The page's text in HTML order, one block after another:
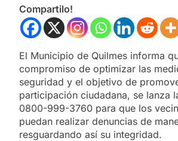
Compartilo!
El Municipio de Quilmes informa
compromiso de optimizar las
seguridad y el objetivo de
participación ciudadana, se lanza
0800-999-3760 para que los
puedan realizar denuncias de
resguardando así su integridad.